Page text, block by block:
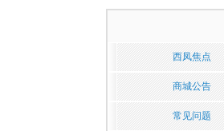
西凤焦点
商城公告
常见问题